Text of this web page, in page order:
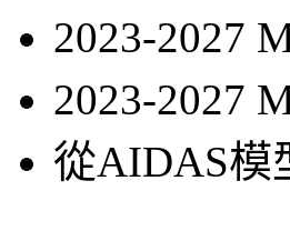
2023-2027
2023-2027
從AIDAS模